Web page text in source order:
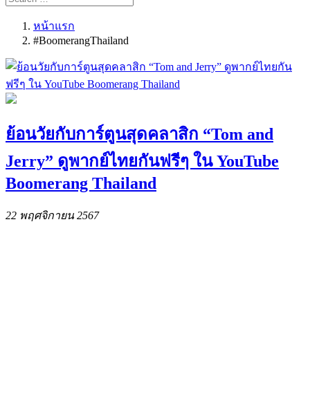
หน้าแรก
#BoomerangThailand
ย้อนวัยกับการ์ตูนสุดคลาสิก “Tom and
Jerry” ดูพากย์ไทยกันฟรีๆ ใน YouTube
Boomerang Thailand
22 พฤศจิกายน 2567